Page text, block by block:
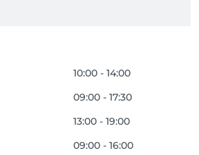
10:00 - 14:00
09:00 - 17:30
13:00 - 19:00
09:00 - 16:00